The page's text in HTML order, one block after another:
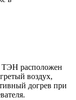
расположен
воздух,
догрев при